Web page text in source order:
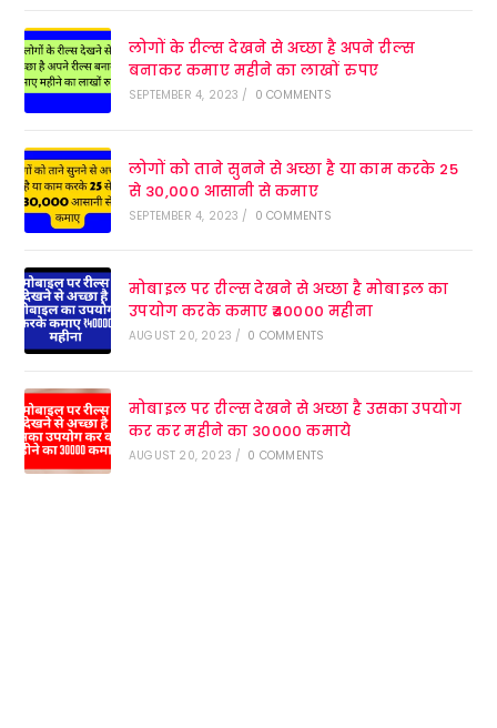
लोगों के रील्स देखने से अच्छा है अपने रील्स
बनाकर कमाए महीने का लाखों रुपए
SEPTEMBER 4, 2023 / 0 COMMENTS
लोगों को ताने सुनने से अच्छा है या काम करके 25
से 30,000 आसानी से कमाए
SEPTEMBER 4, 2023 / 0 COMMENTS
मोबाइल पर रील्स देखने से अच्छा है मोबाइल का
उपयोग करके कमाए ₹40000 महीना
AUGUST 20, 2023 / 0 COMMENTS
मोबाइल पर रील्स देखने से अच्छा है उसका उपयोग
कर कर महीने का 30000 कमाये
AUGUST 20, 2023 / 0 COMMENTS